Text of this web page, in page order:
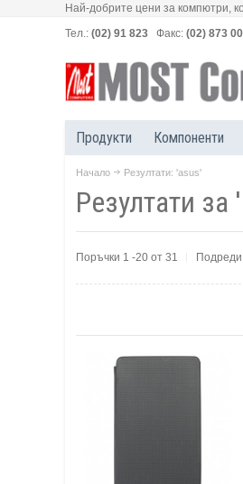
Най-добрите цени за компютри,
Тел.: (02) 91 823 Факс: (02) 873
Продукти Компоненти
Начало Резултати: 'asus'
Резултати за
Поръчки 1 -20 от 31